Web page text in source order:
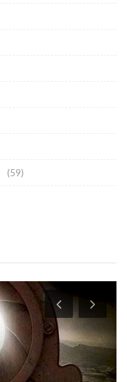
(59)